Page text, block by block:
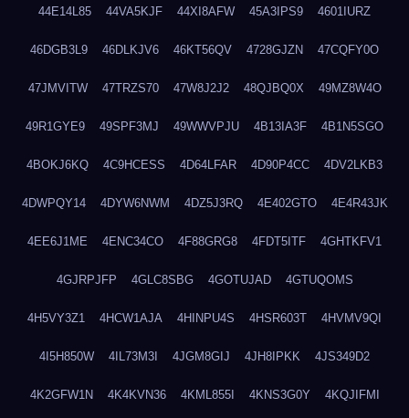
44E14L85 44VA5KJF 44XI8AFW 45A3IPS9 4601IURZ
46DGB3L9 46DLKJV6 46KT56QV 4728GJZN 47CQFY0O
47JMVITW 47TRZS70 47W8J2J2 48QJBQ0X 49MZ8W4O
49R1GYE9 49SPF3MJ 49WWVPJU 4B13IA3F 4B1N5SGO
4BOKJ6KQ 4C9HCESS 4D64LFAR 4D90P4CC 4DV2LKB3
4DWPQY14 4DYW6NWM 4DZ5J3RQ 4E402GTO 4E4R43JK
4EE6J1ME 4ENC34CO 4F88GRG8 4FDT5ITF 4GHTKFV1
4GJRPJFP 4GLC8SBG 4GOTUJAD 4GTUQOMS
4H5VY3Z1 4HCW1AJA 4HINPU4S 4HSR603T 4HVMV9QI
4I5H850W 4IL73M3I 4JGM8GIJ 4JH8IPKK 4JS349D2
4K2GFW1N 4K4KVN36 4KML855I 4KNS3G0Y 4KQJIFMI